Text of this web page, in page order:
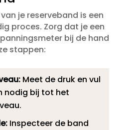
je reserveband is een
proces.​ Zorg dat je een
bij de hand
stappen:
Meet de druk en vul
nodig bij tot het
Inspecteer de band